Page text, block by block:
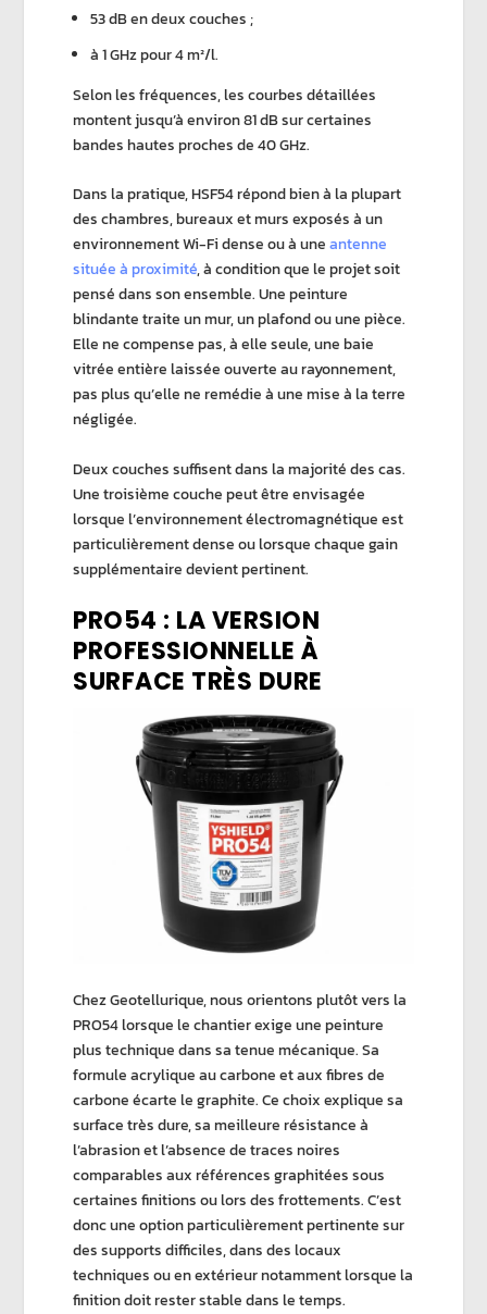
53 dB en deux couches ;
à 1 GHz pour 4 m²/l.
Selon les fréquences, les courbes détaillées
montent jusqu’à environ 81 dB sur certaines
bandes hautes proches de 40 GHz.
Dans la pratique,HSF54répond bien à la plupart
des chambres, bureaux et murs exposés à un
environnement Wi-Fi denseou à uneantenne
située à proximité, à condition que le projet soit
pensé dans son ensemble. Unepeinture
blindantetraite un mur, un plafond ou une pièce.
Elle ne compense pas, à elle seule, une baie
vitrée entière laissée ouverte au rayonnement,
pas plus qu’elle ne remédie à unemise à la terre
négligée.
Deux couches suffisent dans la majorité des cas.
Une troisième couche peut être envisagée
lorsque l’environnement électromagnétique est
particulièrement dense ou lorsque chaque gain
supplémentaire devient pertinent.
PRO54 : LA VERSION
PROFESSIONNELLE À
SURFACE TRÈS DURE
Chez Geotellurique, nous orientons plutôt vers la
PRO54lorsque le chantier exige une peinture
plus technique dans sa tenue mécanique. Sa
formuleacryliqueaucarboneet auxfibres de
carboneécarte le graphite. Ce choix explique sa
surface très dure, sa meilleure résistance à
l’abrasion et l’absence de traces noires
comparables aux références graphitées sous
certaines finitions ou lors des frottements. C’est
donc une option particulièrement pertinente sur
des supports difficiles, dans des locaux
techniques ou en extérieur notamment lorsque la
finition doit rester stable dans le temps.